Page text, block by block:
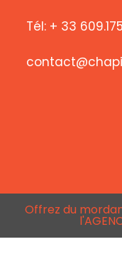
Tél: + 33
Offrez du